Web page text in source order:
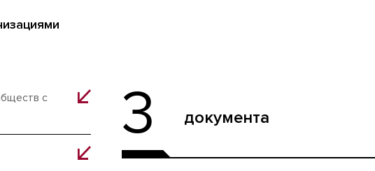
с
3 документа